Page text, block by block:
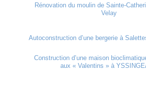
Rénovation du moulin de Sainte-
Velay
Autoconstruction d’une bergerie à
Construction d’une maison
aux « Valentins » à